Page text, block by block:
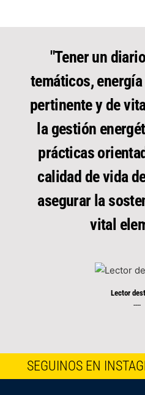
"Tener un
temáticos,
pertinente y de
la gestión
prácticas
calidad de vida
asegurar la
vital
Lector
----
SEGUINOS EN